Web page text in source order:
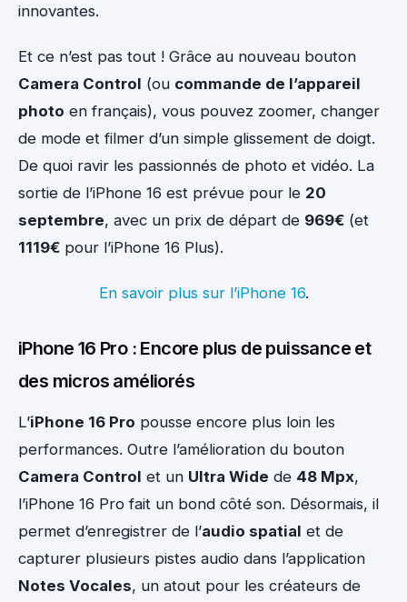
innovantes.
Et ce n’est pas tout ! Grâce au nouveau bouton
Camera Control (ou commande de l’appareil
photo en français), vous pouvez zoomer, changer
de mode et filmer d’un simple glissement de doigt.
De quoi ravir les passionnés de photo et vidéo. La
sortie de l’iPhone 16 est prévue pour le 20
septembre, avec un prix de départ de 969€ (et
1119€ pour l’iPhone 16 Plus).
En savoir plus sur l’iPhone 16.
iPhone 16 Pro : Encore plus de puissance et
des micros améliorés
L’iPhone 16 Pro pousse encore plus loin les
performances. Outre l’amélioration du bouton
Camera Control et un Ultra Wide de 48 Mpx,
l’iPhone 16 Pro fait un bond côté son. Désormais, il
permet d’enregistrer de l’audio spatial et de
capturer plusieurs pistes audio dans l’application
Notes Vocales, un atout pour les créateurs de